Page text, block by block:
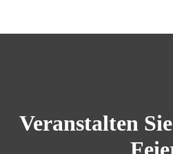
Veranstalten